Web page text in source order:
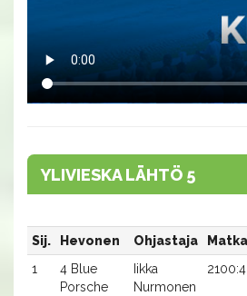
YLIVIESKA LÄHTÖ 5
Sij. Hevonen Ohjastaja
1
4 Blue
Porsche
Iikka
Nurmonen
2100:4